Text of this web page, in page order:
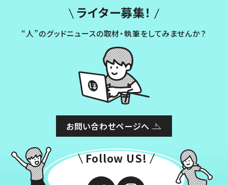
ライター募集！
“人”のグッドニュースの取材・執筆をしてみませんか？
お問い合わせページへ
Follow US!